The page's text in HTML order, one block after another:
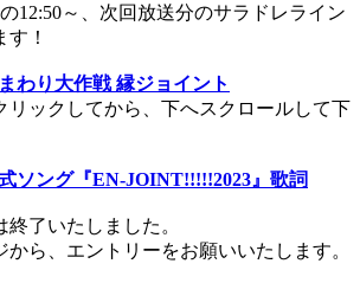
12:50～、次回放送分のサラドレライン
！
わり大作戦 縁ジョイント
ックしてから、下へスクロールして下
ソング『EN-JOINT!!!!!2023』歌詞
了いたしました。
ら、エントリーをお願いいたします。